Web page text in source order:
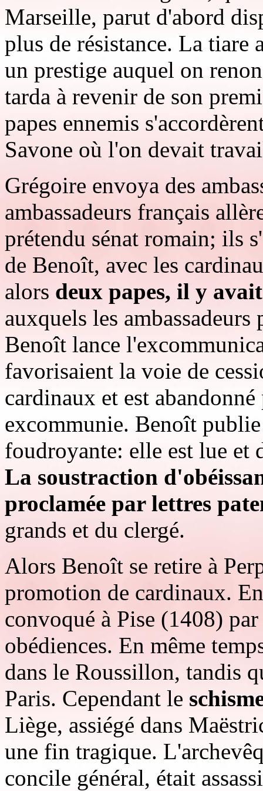
Marseille, parut d'abord
plus de résistance. La tiare
un prestige auquel on
tarda à revenir de son
papes ennemis
Savone où l'on devait
Grégoire envoya des
ambassadeurs français
prétendu sénat romain; ils
de Benoît, avec les
alors deux papes, il y
auxquels les
Benoît lance
favorisaient la voie de
cardinaux et est
excommunie. Benoît
foudroyante: elle est lue et
La soustraction
proclamée par lettres
grands et du clergé.
Alors Benoît se retire à
promotion de cardinaux.
convoqué à Pise (1408)
obédiences. En même
dans le Roussillon, tandis
Paris. Cependant le
Liège, assiégé dans
une fin tragique.
concile général, était